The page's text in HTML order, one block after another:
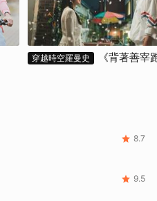
穿越時空羅曼史 《背著善宰
8.7
9.5